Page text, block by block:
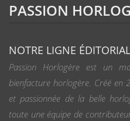
PASSION
NOTRE LIGNE
Passion Horlogère est un
bienfacture horlogère. Créé en
et passionnée de la belle
toute une équipe de